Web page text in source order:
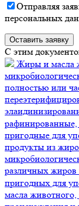
Отправляя
персональных
C этим
Жиры и масла
полностью или
пригодные для
продукты из
различных
пригодных для
масла животного,